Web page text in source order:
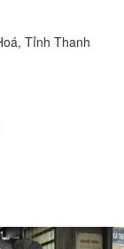
Tỉnh Thanh